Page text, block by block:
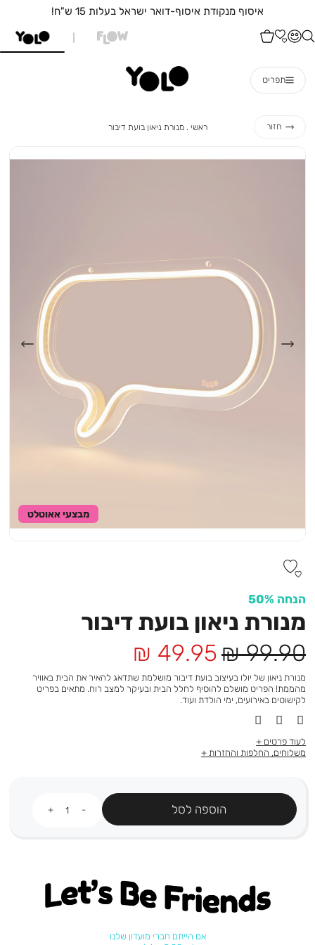
איסוף מנקודת איסוף-דואר ישראל בעלות 15 ש"ח!
תפריט
חזור ראשי ראשי
מנורת ניאון בועת דיבורמנורת
דיבור
הנחה 50%
מנורת ניאון בועת דיבור
מחיר
מוצר
49.95 ₪
מחיר
רגיל
99.90 ₪
מנורת ניאון של יולו בעיצוב בועת דיבור מושלמת שתדאג להאיר את הבית באוויר
מהממת! הפריט מושלם להוסיף לחלל הבית ובעיקר למצב רוח. מתאים בפריט
לקישוטים באירועים, ימי הולדת ועוד.
לעוד פרטים
משלוחים, החלפות והחזרות
הוספה לסל
Let's be friends
אם הייתם חברי מועדון שלנו
מבצעי אאוטלט